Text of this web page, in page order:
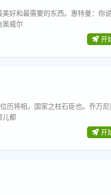
好和最需要的东西。惠特曼：你
奥威尔
开
历将相，国家之柱石臣也。乔万尼
儿都
开